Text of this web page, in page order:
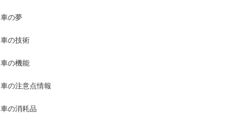
車の夢
車の技術
車の機能
車の注意点情報
車の消耗品